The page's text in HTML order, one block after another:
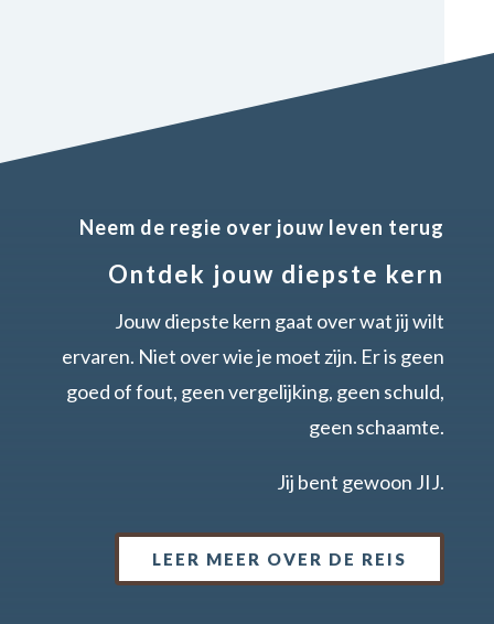
Neem de regie over jouw leven terug
Ontdek jouw diepste kern
Jouw diepste kern gaat over wat jij wilt
ervaren. Niet over wie je moet zijn. Er is geen
goed of fout, geen vergelijking, geen schuld,
geen schaamte.
Jij bent gewoon JIJ.
LEER MEER OVER DE REIS